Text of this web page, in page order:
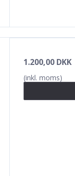
1.200,00 DKK
(inkl. moms)